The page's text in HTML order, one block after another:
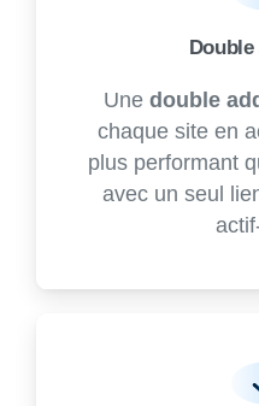
Une double
chaque site en
plus performant
avec un seul